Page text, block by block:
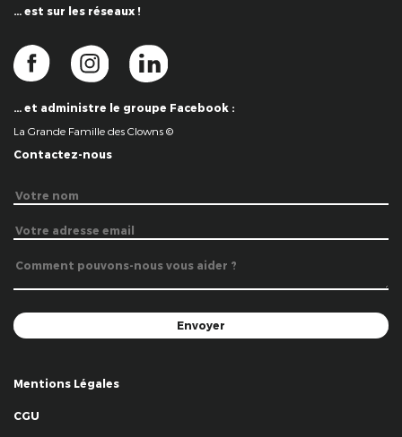
… est sur les réseaux !
… et administre le groupe Facebook :
La Grande Famille des Clowns ©
Contactez-nous
Mentions Légales
CGU